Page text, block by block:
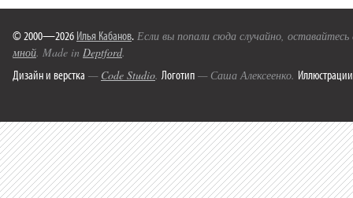
© 2000—2026 Илья Кабанов. Если вы попали сюда случайно,
мной. Made in Deptford.
Дизайн и верстка — Code Studio. Логотип — Саша Алексеенко. Иллюстрации